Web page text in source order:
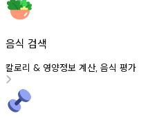
음식 검색
칼로리 & 영양정보 계산, 음식 평가